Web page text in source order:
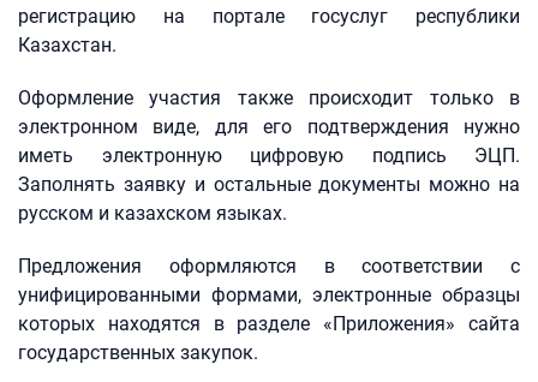
регистрацию на портале госуслуг республики
Казахстан.
Оформление участия также происходит только в
электронном виде, для его подтверждения нужно
иметь электронную цифровую подпись ЭЦП.
Заполнять заявку и остальные документы можно на
русском и казахском языках.
Предложения оформляются в соответствии с
унифицированными формами, электронные образцы
которых находятся в разделе «Приложения» сайта
государственных закупок.